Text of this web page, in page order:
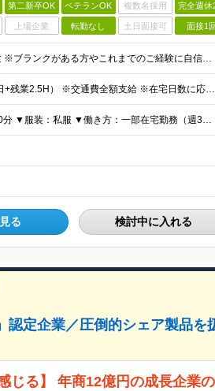
第二新卒OK ベテランOK 複数名採用 完全週休
上場企業 転勤なし 土日面接可 面接1
≪20代・30代活躍中！≫ ◆何かしらの事務経験 ※ブランクがある方やこれまでのご経験に自信がない方も、まずはお気軽にご応募ください！ ※ご経歴をなるべく詳細に記載いただけると、面談までがスムーズで
時給1750円 ☆想定月収28万5400円（8H×20日+残業2.5H） ※交通費全額支給 ※在宅日数に応じて、在宅勤務手当あり
白金高輪駅より徒歩5分、麻布十番駅より徒歩10分 ▼服装：私服 ▼働き方：一部在宅勤務（週3日） ▼受動喫煙対策：屋内禁煙
る 検討中に入れる
認定企業／圧倒的シェア製品を
じる】 年商12億円の成長企業